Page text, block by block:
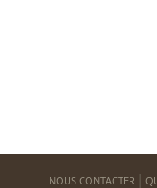
NOUS CONTACTER